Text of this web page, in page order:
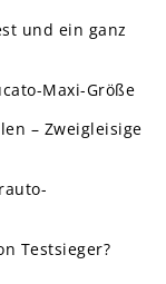
und ein ganz
Maxi-Größe
– Zweigleisige
Testsieger?